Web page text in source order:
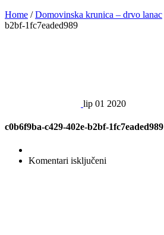
Home / Domovinska krunica – drvo lanac
b2bf-1fc7eaded989
lip 01 2020
c0b6f9ba-c429-402e-b2bf-1fc7eaded989
Komentari isključeni